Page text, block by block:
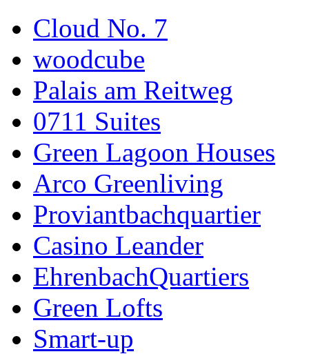
Cloud No. 7
woodcube
Palais am Reitweg
0711 Suites
Green Lagoon Houses
Arco Greenliving
Proviantbachquartier
Casino Leander
EhrenbachQuartiers
Green Lofts
Smart-up